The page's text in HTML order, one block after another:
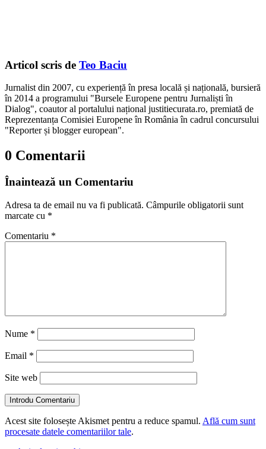
Articol scris de Teo Baciu
Jurnalist din 2007, cu experiență în presa locală și națională, bursieră
în 2014 a programului "Bursele Europene pentru Jurnaliști în
Dialog", coautor al portalului național justitiecurata.ro, premiată de
Reprezentanța Comisiei Europene în România în cadrul concursului
"Reporter și blogger european".
0 Comentarii
Înaintează un Comentariu
Adresa ta de email nu va fi publicată. Câmpurile obligatorii sunt
marcate cu *
Comentariu *
Nume *
Email *
Site web
Introdu Comentariu
Acest site folosește Akismet pentru a reduce spamul. Află cum sunt
procesate datele comentariilor tale.